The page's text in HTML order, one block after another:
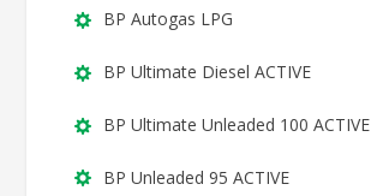
BP Autogas LPG
BP Ultimate Diesel ACTIVE
BP Ultimate Unleaded 100 ACTIVE
BP Unleaded 95 ACTIVE